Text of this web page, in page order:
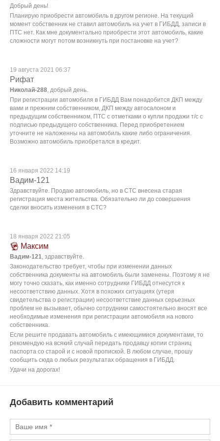
Добрый день!
Планирую приобрести автомобиль в другом регионе. На текущий
момент собственник не ставил автомобиль на учет в ГИБДД, записи в
ПТС нет. Как мне документально приобрести этот автомобиль, какие
сложности могут потом возникнуть при постановке на учет?
19 августа 2021 06:37
Рифат
Николай-288, добрый день.
При регистрации автомобиля в ГИБДД Вам понадобится ДКП между
вами и прежним собственником, ДКП между автосалоном и
предыдущим собственником, ПТС с отметками о купли продажи т/с с
подписью предыдущего собственника. Перед приобретением
уточните не наложенны на автомобиль какие либо ограничения.
Возможно автомобиль приобретался в кредит.
16 января 2022 14:19
Вадим-121
Здравствуйте. Продаю автомобиль, но в СТС внесена старая
регистрация места жительства. Обязательно ли до совершения
сделки вносить изменения в СТС?
18 января 2022 21:05
Максим
Вадим-121, здравствуйте.
Законодательство требует, чтобы при изменении данных
собственника документы на автомобиль были заменены. Поэтому я не
могу точно сказать, как именно сотрудники ГИБДД отнесутся к
несоответствию данных. Хотя в похожих ситуациях (утеря
свидетельства о регистрации) несоответствие данных серьезных
проблем не вызывает, обычно сотрудники самостоятельно вносят все
необходимые изменения при регистрации автомобиля на нового
собственника.
Если решите продавать автомобиль с имеющимися документами, то
рекомендую на всякий случай передать продавцу копии страниц
паспорта со старой и с новой пропиской. В любом случае, прошу
сообщить сюда о любых результатах обращения в ГИБДД.
Удачи на дорогах!
Добавить комментарий